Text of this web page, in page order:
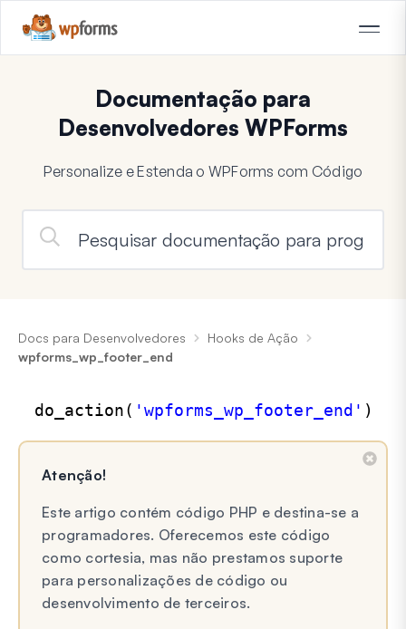
Documentação para
Desenvolvedores WPForms
Personalize e Estenda o WPForms com Código
Docs para Desenvolvedores
Hooks de Ação
wpforms_wp_footer_end
do_action( 'wpforms_wp_footer_end' )
Atenção!
Este artigo contém código PHP e destina-se a
programadores. Oferecemos este código
como cortesia, mas não prestamos suporte
para personalizações de código ou
desenvolvimento de terceiros.